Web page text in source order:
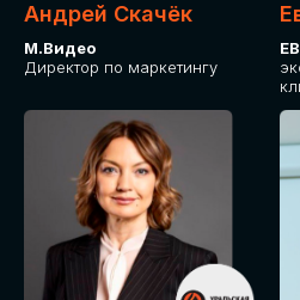
Андрей Скачёк
М.Видео
Директор по маркетингу